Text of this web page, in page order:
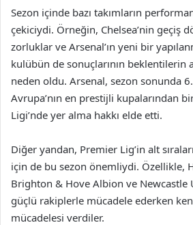
Sezon içinde bazı takımların
çekiciydi. Örneğin, Chelsea’nin geçiş
zorluklar ve Arsenal’ın yeni bir
kulübün de sonuçlarının beklentilerin
neden oldu. Arsenal, sezon sonunda
Avrupa’nın en prestijli kupalarından
Ligi’nde yer alma hakkı elde etti.
Diğer yandan, Premier Lig’in alt
için de bu sezon önemliydi. Özellikle,
Brighton & Hove Albion ve Newcastle
güçlü rakiplerle mücadele ederken
mücadelesi verdiler.